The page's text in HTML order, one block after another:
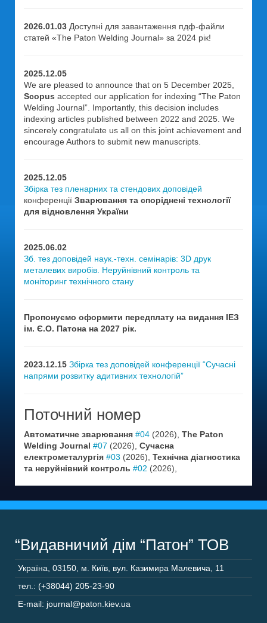
2026.01.03 Доступні для завантаження пдф-файли
статей «The Paton Welding Journal» за 2024 рік!
2025.12.05
We are pleased to announce that on 5 December 2025,
Scopus accepted our application for indexing “The Paton
Welding Journal”. Importantly, this decision includes
indexing articles published between 2022 and 2025. We
sincerely congratulate us all on this joint achievement and
encourage Authors to submit new manuscripts.
2025.12.05
Збірка тез пленарних та стендових доповідей
конференції Зварювання та споріднені технології
для відновлення України
2025.06.02
Зб. тез доповідей наук.-техн. семінарів: 3D друк
металевих виробів. Неруйнівний контроль та
моніторинг технічного стану
Пропонуємо оформити передплату на видання ІЕЗ
ім. Є.О. Патона на 2027 рік.
2023.12.15 Збірка тез доповідей конференції “Сучасні
напрями розвитку адитивних технологій”
Поточний номер
Автоматичне зварювання #04 (2026), The Paton
Welding Journal #07 (2026), Сучасна
електрометалургія #03 (2026), Технічна діагностика
та неруйнівний контроль #02 (2026),
“Видавничий дім “Патон” ТОВ
Україна 03150 м. Київ, вул. Казимира Малевича, 11
тел.: (+38044) 205-23-90
E-mail: journal@paton.kiev.ua